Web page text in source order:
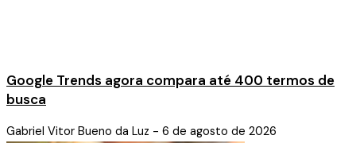
Google Trends agora compara até 400 termos de
busca
Gabriel Vitor Bueno da Luz 6 de agosto de 2026